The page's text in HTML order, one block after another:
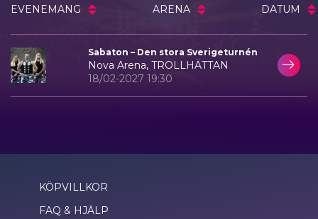
EVENEMANG ARENA DATUM
Sabaton – Den stora Sverigeturnén
Nova Arena, TROLLHÄTTAN
18/02-2027 19:30
KÖPVILLKOR
FAQ & HJÄLP